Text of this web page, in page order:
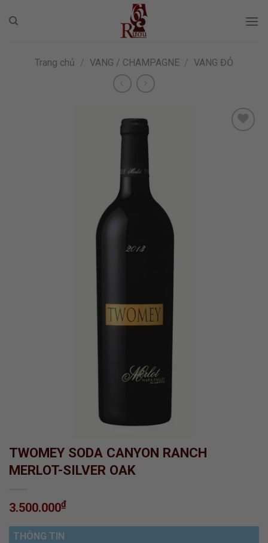
Trang chủ / VANG / CHAMPAGNE / VANG ĐỎ
TWOMEY SODA CANYON RANCH
MERLOT-SILVER OAK
3.500.000₫
THÔNG TIN